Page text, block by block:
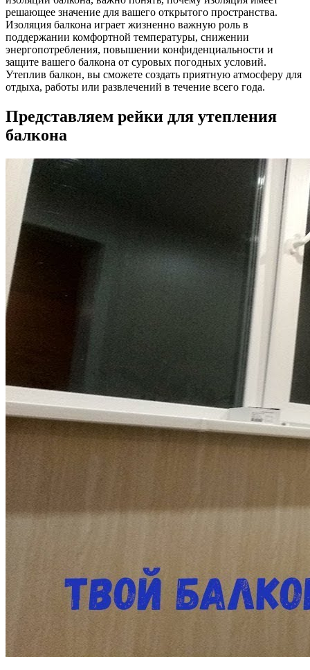
решающее значение для вашего открытого пространства.
Изоляция балкона играет жизненно важную роль в
поддержании комфортной температуры, снижении
энергопотребления, повышении конфиденциальности и
защите вашего балкона от суровых погодных условий.
Утеплив балкон, вы сможете создать приятную атмосферу для
отдыха, работы или развлечений в течение всего года.
Представляем рейки для утепления
балкона